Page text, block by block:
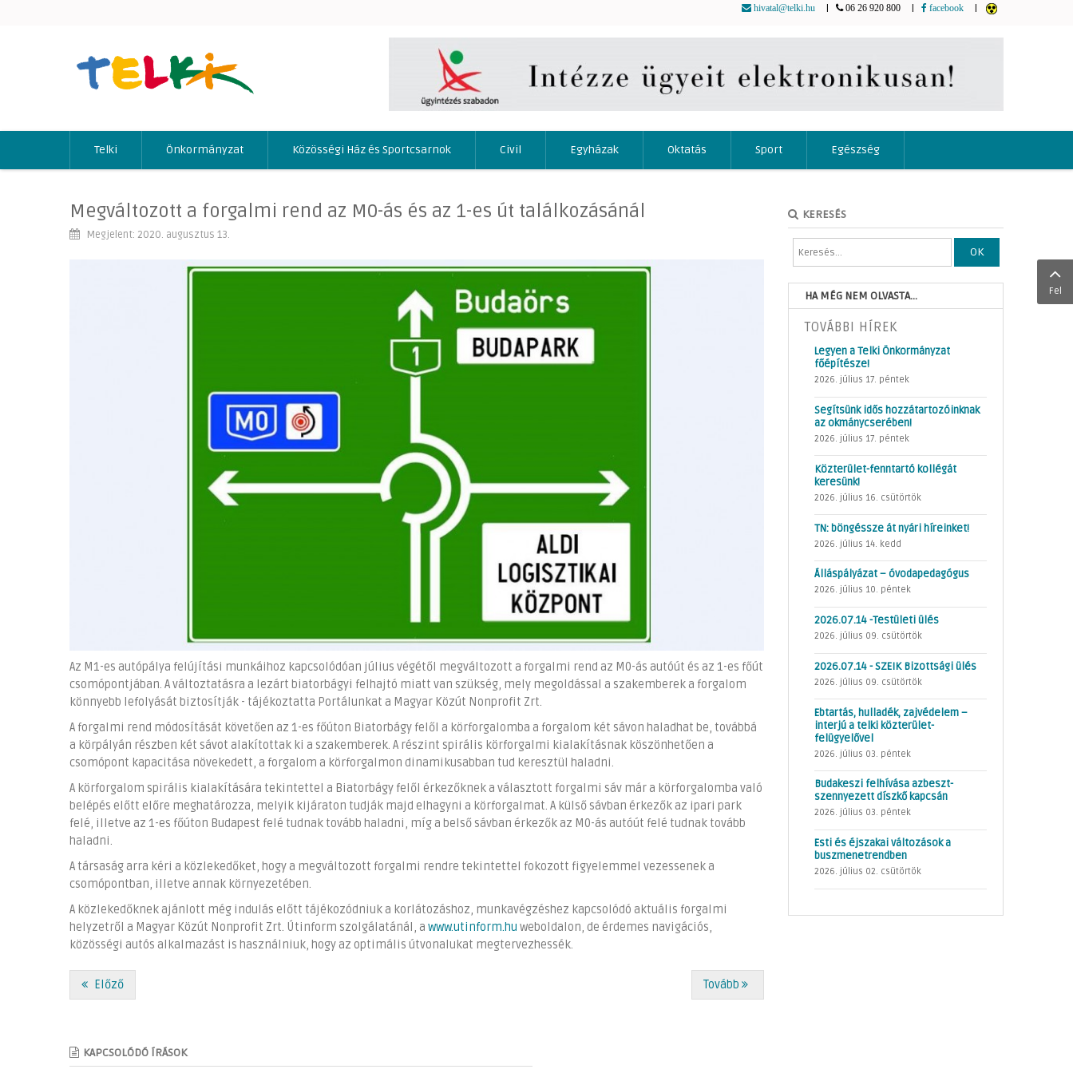
hivatal@telki.hu 06 26 920 800 facebook
Telki Önkormányzat Közösségi Ház és Sportcsarnok Civil Egyházak Oktatás Sport Egészség
Megváltozott a forgalmi rend az M0-ás és az 1-es út találkozásánál
Megjelent: 2020. augusztus 13.
Az M1-es autópálya felújítási munkáihoz kapcsolódóan július végétől megváltozott a forgalmi rend az M0-ás autóút és az 1-es főút
csomópontjában. A változtatásra a lezárt biatorbágyi felhajtó miatt van szükség, mely megoldással a szakemberek a forgalom
könnyebb lefolyását biztosítják - tájékoztatta Portálunkat a Magyar Közút Nonprofit Zrt.
A forgalmi rend módosítását követően az 1-es főúton Biatorbágy felől a körforgalomba a forgalom két sávon haladhat be, továbbá
a körpályán részben két sávot alakítottak ki a szakemberek. A részint spirális körforgalmi kialakításnak köszönhetően a
csomópont kapacitása növekedett, a forgalom a körforgalmon dinamikusabban tud keresztül haladni.
A körforgalom spirális kialakítására tekintettel a Biatorbágy felől érkezőknek a választott forgalmi sáv már a körforgalomba való
belépés előtt előre meghatározza, melyik kijáraton tudják majd elhagyni a körforgalmat. A külső sávban érkezők az ipari park
felé, illetve az 1-es főúton Budapest felé tudnak tovább haladni, míg a belső sávban érkezők az M0-ás autóút felé tudnak tovább
haladni.
A társaság arra kéri a közlekedőket, hogy a megváltozott forgalmi rendre tekintettel fokozott figyelemmel vezessenek a
csomópontban, illetve annak környezetében.
A közlekedőknek ajánlott még indulás előtt tájékozódniuk a korlátozáshoz, munkavégzéshez kapcsolódó aktuális forgalmi
helyzetről a Magyar Közút Nonprofit Zrt. Útinform szolgálatánál, a www.utinform.hu weboldalon, de érdemes navigációs,
közösségi autós alkalmazást is használniuk, hogy az optimális útvonalukat megtervezhessék.
Előző Tovább
KAPCSOLÓDÓ ÍRÁSOK
KERESÉS
OK
HA MÉG NEM OLVASTA...
TOVÁBBI HÍREK
Legyen a Telki Önkormányzat
főépítésze!
2026. július 17. péntek
Segítsünk idős hozzátartozóinknak
az okmánycserében!
2026. július 17. péntek
Közterület-fenntartó kollégát
keresünk!
2026. július 16. csütörtök
TN: böngéssze át nyári híreinket!
2026. július 14. kedd
Álláspályázat – óvodapedagógus
2026. július 10. péntek
2026.07.14 -Testületi ülés
2026. július 09. csütörtök
2026.07.14 - SZEIK Bizottsági ülés
2026. július 09. csütörtök
Ebtartás, hulladék, zajvédelem –
interjú a telki közterület-
felügyelővel
2026. július 03. péntek
Budakeszi felhívása azbeszt-
szennyezett díszkő kapcsán
2026. július 03. péntek
Esti és éjszakai változások a
buszmenetrendben
2026. július 02. csütörtök
Fel